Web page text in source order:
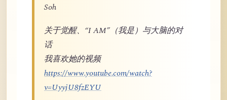
Soh
关于觉醒、“I AM”（我是）与大脑的对
话
我喜欢她的视频
https://www.youtube.com/watch?
v=UyyjU8fzEYU